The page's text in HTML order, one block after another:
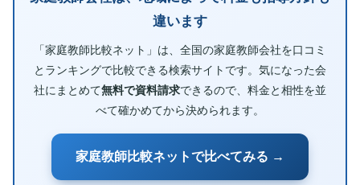
違います
「家庭教師比較ネット」は、全国の家庭教師会社を口コミ
とランキングで比較できる検索サイトです。気になった会
社にまとめて無料で資料請求できるので、料金と相性を並
べて確かめてから決められます。
家庭教師比較ネットで比べてみる →